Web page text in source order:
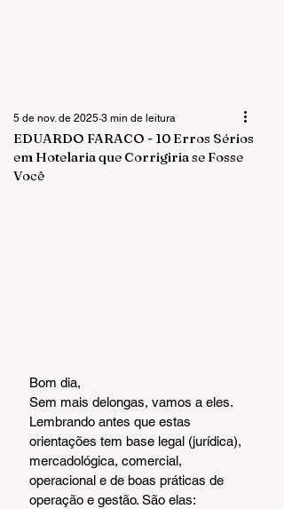
EDUARDO FARACO - 10 Erros Sérios
em Hotelaria que Corrigiria se Fosse
Você
5 de nov. de 2025 3 min de leitura
Bom dia,
Sem mais delongas, vamos a eles.
Lembrando antes que estas
orientações tem base legal (jurídica),
mercadológica, comercial,
operacional e de boas práticas de
operação e gestão. São elas: